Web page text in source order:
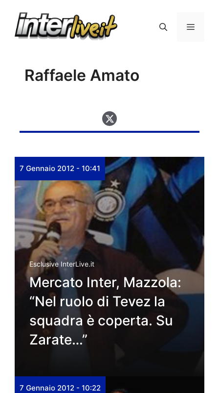
Menu
Raffaele Amato
7 Gennaio 2012 - 10:41
Esclusive InterLive.it
Mercato Inter, Mazzola:
“Nel ruolo di Tevez la
squadra è coperta. Su
Zarate…”
7 Gennaio 2012 - 10:22